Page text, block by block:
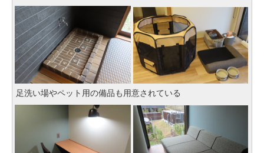
足洗い場やペット用の備品も用意されている